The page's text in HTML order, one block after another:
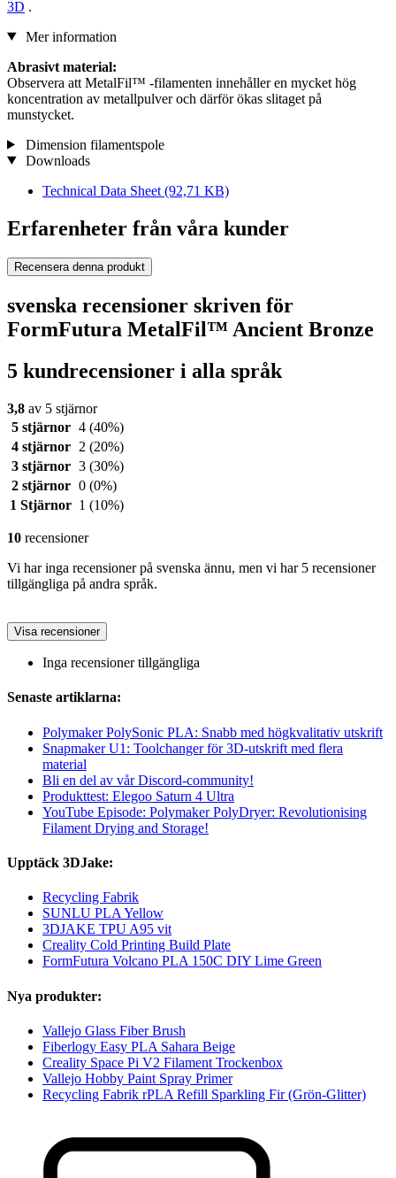
3D .
Mer information
Abrasivt material:
Observera att MetalFil™ -filamenten innehåller en mycket hög
koncentration av metallpulver och därför ökas slitaget på
munstycket.
Dimension filamentspole
Downloads
Technical Data Sheet (92,71 KB)
Erfarenheter från våra kunder
Recensera denna produkt
svenska recensioner skriven för
FormFutura MetalFil™ Ancient Bronze
5 kundrecensioner i alla språk
3,8 av 5 stjärnor
5 stjärnor 4 (40%)
4 stjärnor
2 (20%)
3 stjärnor 3 (30%)
2 stjärnor 0 (0%)
1 Stjärnor 1 (10%)
10 recensioner
Vi har inga recensioner på svenska ännu, men vi har 5 recensioner
tillgängliga på andra språk.
Visa recensioner
Inga recensioner tillgängliga
Senaste artiklarna:
Polymaker PolySonic PLA: Snabb med högkvalitativ utskrift
Snapmaker U1: Toolchanger för 3D-utskrift med flera
material
Bli en del av vår Discord-community!
Produkttest: Elegoo Saturn 4 Ultra
YouTube Episode: Polymaker PolyDryer: Revolutionising
Filament Drying and Storage!
Upptäck 3DJake:
Recycling Fabrik
SUNLU PLA Yellow
3DJAKE TPU A95 vit
Creality Cold Printing Build Plate
FormFutura Volcano PLA 150C DIY Lime Green
Nya produkter:
Vallejo Glass Fiber Brush
Fiberlogy Easy PLA Sahara Beige
Creality Space Pi V2 Filament Trockenbox
Vallejo Hobby Paint Spray Primer
Recycling Fabrik rPLA Refill Sparkling Fir (Grön-Glitter)